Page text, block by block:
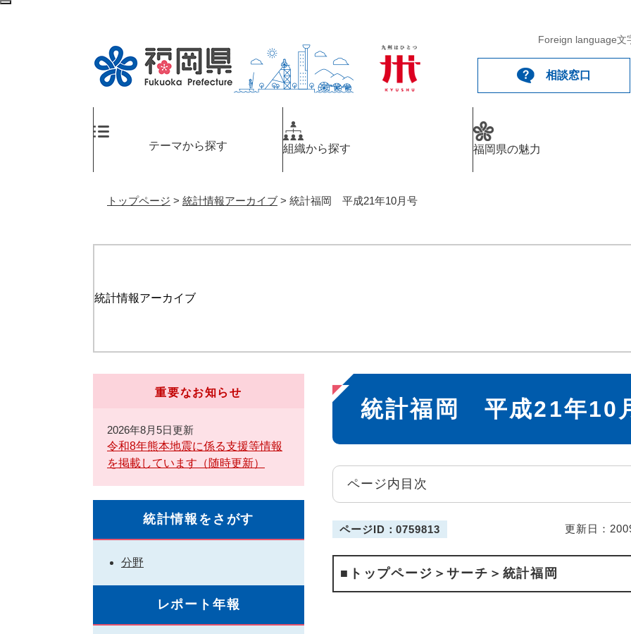
ペ
メ
Foreign language文
相談窓口
テーマから探す 組織から探す 福岡県の魅力
トップページ > 統計情報アーカイブ > 統計福岡 平成21年10月号
統計情報アーカイブ
本
文
統計福岡 平成21年10
ページ内目次
ページID：0759813 更新日：
■トップページ＞サーチ＞統計福岡
重要なお知らせ
2026年8月5日更新
令和8年熊本地震に係る支援等情報
を掲載しています（随時更新）
統計情報をさがす
分野
レポート年報